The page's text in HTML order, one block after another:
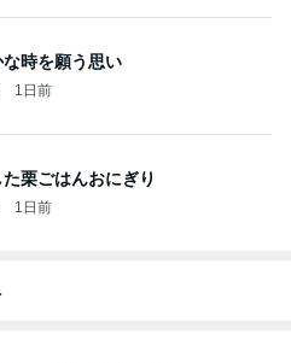
時を願う思い
1日前
栗ごはんおにぎり
1日前